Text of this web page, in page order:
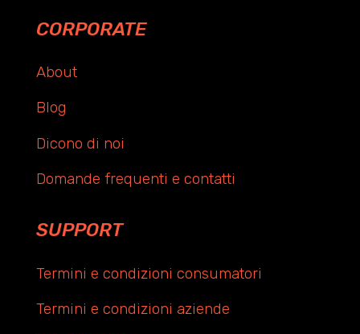
CORPORATE
About
Blog
Dicono di noi
Domande frequenti e contatti
SUPPORT
Termini e condizioni consumatori
Termini e condizioni aziende